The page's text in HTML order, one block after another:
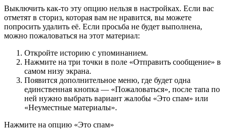
Выключить как-то эту опцию нельзя в настройках. Если вас
отметят в сториз, которая вам не нравится, вы можете
попросить удалить её. Если просьба не будет выполнена,
можно пожаловаться на этот материал:
Откройте историю с упоминанием.
Нажмите на три точки в поле «Отправить сообщение» в
самом низу экрана.
Появится дополнительное меню, где будет одна
единственная кнопка — «Пожаловаться», после тапа по
ней нужно выбрать вариант жалобы «Это спам» или
«Неуместные материалы».
Нажмите на опцию «Это спам»